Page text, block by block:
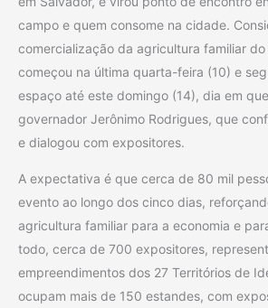
campo e quem consome na cidade.
comercialização da agricultura familiar do
começou na última quarta-feira (10) e
espaço até este domingo (14), dia em
governador Jerônimo Rodrigues, que
e dialogou com expositores.
A expectativa é que cerca de 80 mil
evento ao longo dos cinco dias,
agricultura familiar para a economia e
todo, cerca de 700 expositores,
empreendimentos dos 27 Territórios de
ocupam mais de 150 estandes, com